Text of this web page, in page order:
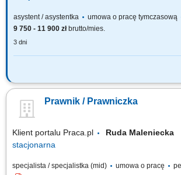
asystent / asystentka
umowa o pracę tymczasową
9 750 - 11 900 złbrutto/mies.
3 dni
Responsibilities: Provide legal support in the areas
regulations, personal data protection rules and
support in the areas of Polish law: civil law, tax-
Prawnik / Prawniczka
Klient portalu Praca.pl Ruda
stacjonarna
specjalista / specjalistka (mid) umowa o pracę